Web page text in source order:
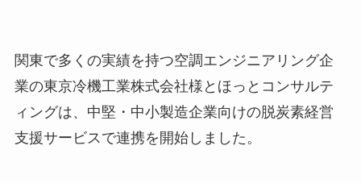
関東で多くの実績を持つ空調エンジニアリング企
業の東京冷機工業株式会社様とほっとコンサルテ
ィングは、中堅・中小製造企業向けの脱炭素経営
支援サービスで連携を開始しました。